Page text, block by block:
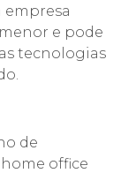
empresa
e pode
tecnologias
de
office